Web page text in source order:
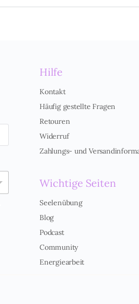
Hilfe
Kontakt
Häufig gestellte Fragen
Retouren
Widerruf
Zahlungs- und
Wichtige Seiten
Seelenübung
Blog
Podcast
Community
Energiearbeit